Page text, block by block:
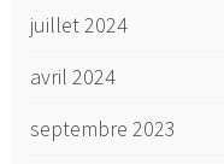
juillet 2024
avril 2024
septembre 2023